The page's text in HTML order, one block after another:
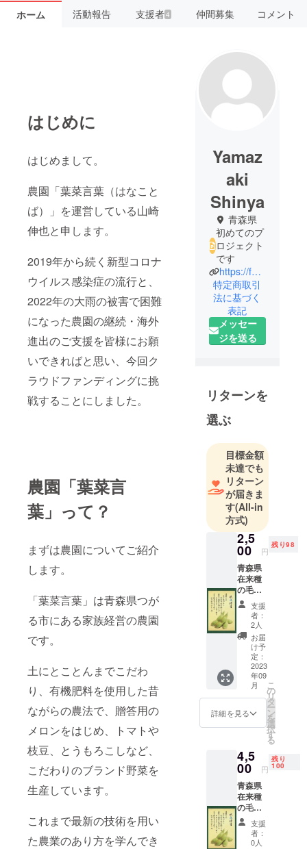
ホーム 活動報告 支援者4 仲間募集 コメント
はじめに
はじめまして。
農園「葉菜言葉（はなこと
ば）」を運営している山崎
伸也と申します。
2019年から続く新型コロナ
ウイルス感染症の流行と、
2022年の大雨の被害で困難
になった農園の継続・海外
進出のご支援を皆様にお願
いできればと思い、今回ク
ラウドファンディングに挑
戦することにしました。
農園「葉菜言
葉」って？
まずは農園についてご紹介
します。
「葉菜言葉」は青森県つが
る市にある家族経営の農園
です。
土にとことんまでこだわ
り、有機肥料を使用した昔
ながらの農法で、贈答用の
メロンをはじめ、トマトや
枝豆、とうもろこしなど、
こだわりのブランド野菜を
生産しています。
これまで最新の技術を用い
た農業のあり方を学んでき
Yamaz
aki
Shinya
青森県
初めてのプ
ロジェクト
です
https://farmhanakotoba.amebaownd.com/
特定商取引
法に基づく
表記
メッセー
ジを送る
リターンを
選ぶ
目標金額
未達でも
リターン
が届きま
す(All-in
方式)
2,5
00 円
残り98
青森県
在来種
の毛豆
「秋夜
待
月」
300g×1
袋 サイ
ズ：L
保存方
法：冷
蔵 消
費期
限：2
日 産
地：青
がる市
※お礼の
手紙を
同封し
てお送
りしま
す
支援
者：
2人
お届
け予
定：
2023
年09
月
詳細を見る
こ
の
リ
タ
ー
ン
を
選
択
す
る
4,5
00 円
残り
100
青森県
在来種
の毛豆
「秋夜
待
月」
支援
者：
0人